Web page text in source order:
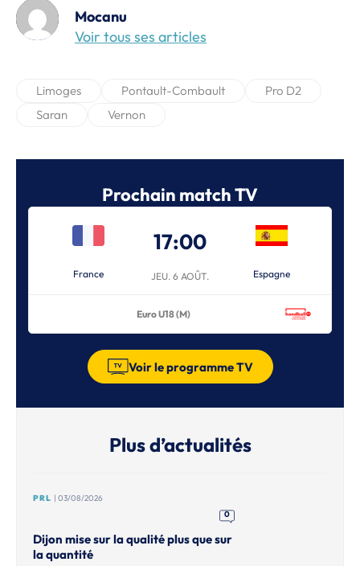
Mocanu
Voir tous ses articles
Limoges Pontault-Combault
Pro D2
Saran
Vernon
Prochain match TV
France
17:00
JEU. 6 AOÛT. Espagne
Euro U18 (M)
Voir le programme TV
Plus d’actualités
PRL | 03/08/2026
0
Dijon mise sur la qualité plus que sur
la quantité